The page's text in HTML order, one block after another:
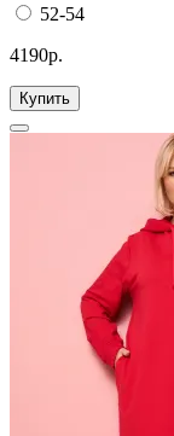
52-54
4190р.
Купить